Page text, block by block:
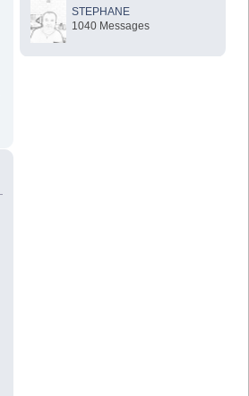
STEPHANE
1040 Messages